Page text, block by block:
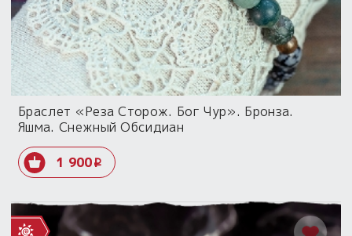
Браслет «Реза Сторож. Бог Чур». Бронза.
Яшма. Снежный Обсидиан
1 900i